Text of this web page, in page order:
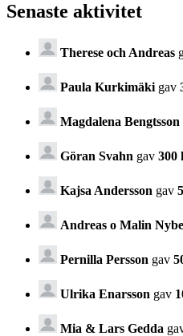
Senaste aktivitet
Therese och Andreas
Paula Kurkimäki gav
Magdalena Bengtsson
Göran Svahn gav 300
Kajsa Andersson gav
Andreas o Malin
Pernilla Persson gav
Ulrika Enarsson gav
Mia & Lars Gedda